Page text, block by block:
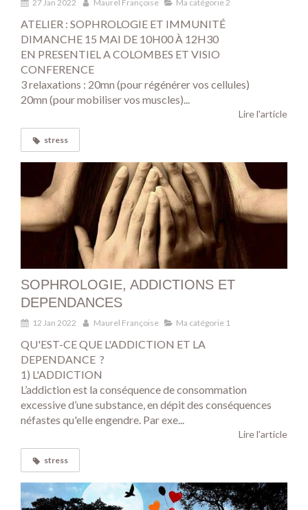
27 Jan 2022 Maurel Françoise Ma catégorie 2
ATELIER : SOPHROLOGIE ET IMMUNITÉ
DIMANCHE 15 MAI DE 10H00 À 12H30
EN PRESENTIEL A COLOMBES ET VISIO
CONFERENCE
3 relaxations : 20mn (pour régénérer vos cellules)
20mn (pour mobiliser vos muscles)...
Lire l'article
stress
SOPHROLOGIE, ADDICTIONS ET
DEPENDANCES
12 Jan 2022 Maurel Françoise Ma catégorie 1
QU'EST-CE QUE L'ADDICTION ET LA
DEPENDANCE ?
1) L'ADDICTION
L’addiction est la conséquence de consommation
excessive d’une substance, en dépit des conséquences
néfastes qu'elle engendre. Par exe...
Lire l'article
stress